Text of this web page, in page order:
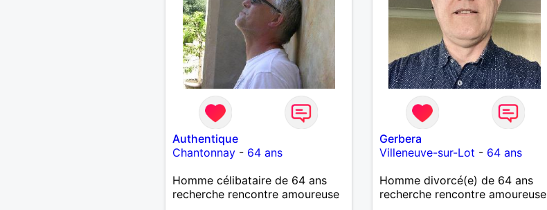
Authentique
Chantonnay- 64 ans
Homme célibataire de 64 ans
recherche rencontre amoureuse
Gerbera
Villeneuve-sur-Lot - 64 ans
Homme divorcé(e) de 64 ans
recherche rencontre amoureuse